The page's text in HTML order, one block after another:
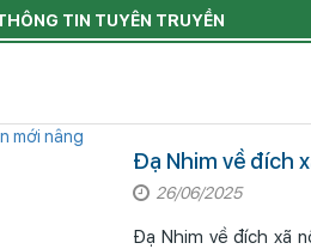
TIN TUYÊN TRUYỀN
Đạ Nhim về đích
26/06/2025
Đạ Nhim về đích xã nông thôn mới nâng